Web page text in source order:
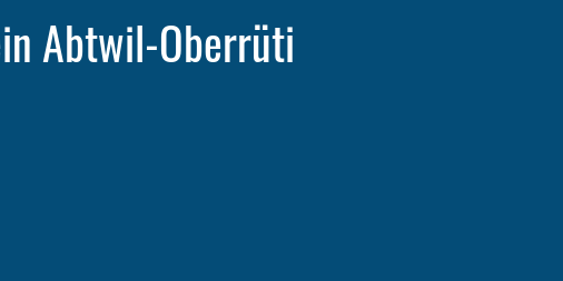
Abtwil-Oberrüti